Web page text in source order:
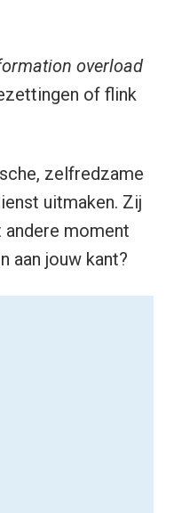
overload
of flink
zelfredzame
uitmaken. Zij
andere moment
aan jouw kant?